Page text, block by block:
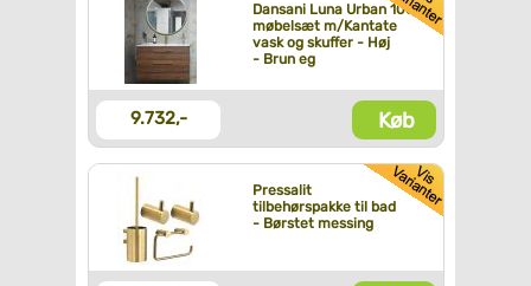
Dansani Luna Urban 100
møbelsæt m/Kantate
vask og skuffer - Høj
- Brun eg
9.732,- Køb
Pressalit
tilbehørspakke til bad
- Børstet messing